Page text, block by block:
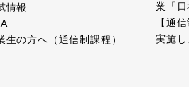
情報
生の方へ（通信制課程）
業「日
【通
実施し